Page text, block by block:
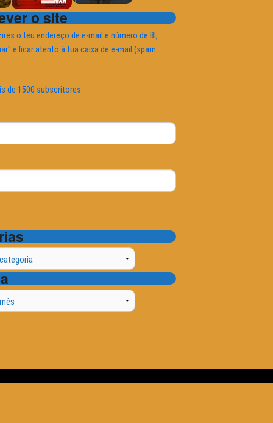
o site
o teu endereço de e-mail e número de BI,
e ficar atento à tua caixa de e-mail (spam
de 1500 subscritores.